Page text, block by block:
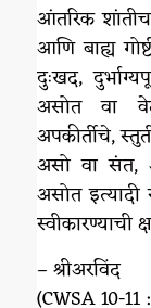
आंतरिक
आणि बाह्य
दुःखद,
असोत वा
अपकीर्तीचे,
असो वा संत,
असोत इत्यादी
स्वीकारण्याची
– श्रीअरविंद
(CWSA 10-11